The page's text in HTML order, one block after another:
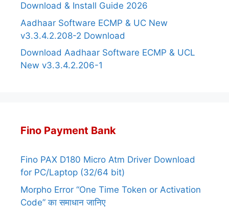
Download & Install Guide 2026
Aadhaar Software ECMP & UC New
v3.3.4.2.208-2 Download
Download Aadhaar Software ECMP & UCL
New v3.3.4.2.206-1
Fino Payment Bank
Fino PAX D180 Micro Atm Driver Download
for PC/Laptop (32/64 bit)
Morpho Error “One Time Token or Activation
Code” का समाधान जानिए